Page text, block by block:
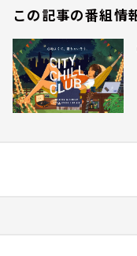
この記事の番組情